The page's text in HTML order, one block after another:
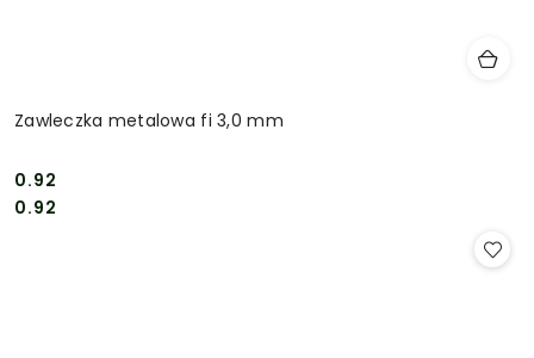
Zawleczka metalowa fi 3,0 mm
Cena:
0.92
Cena:
0.92